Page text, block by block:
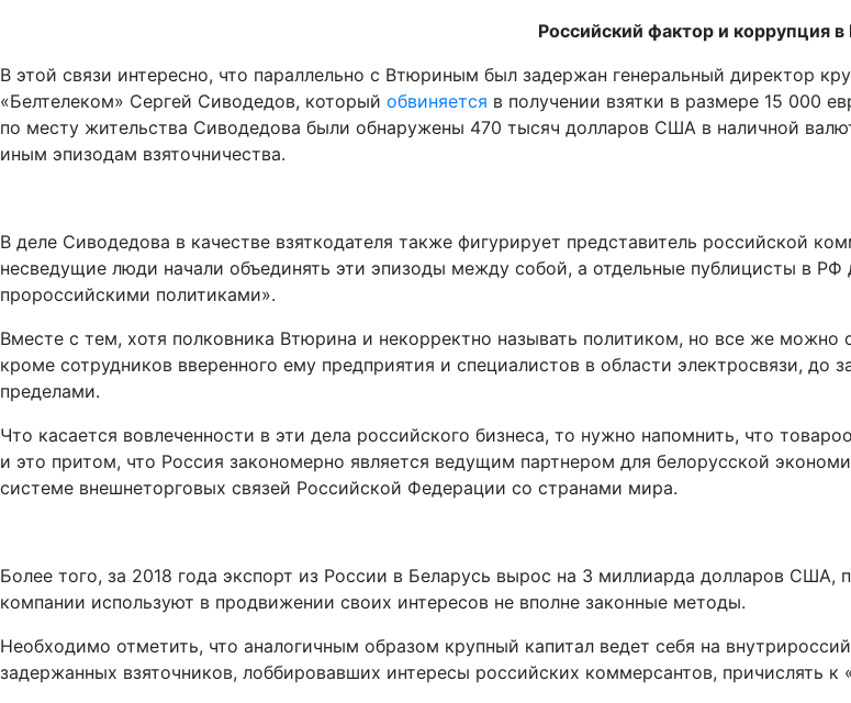
Российский фактор и коррупция в
В этой связи интересно, что параллельно с Втюриным был задержан генеральный директор
«Белтелеком» Сергей Сиводедов, который обвиняется в получении взятки в размере 15 000
по месту жительства Сиводедова были обнаружены 470 тысяч долларов США в наличной
иным эпизодам взяточничества.
В деле Сиводедова в качестве взяткодателя также фигурирует представитель российской
несведущие люди начали объединять эти эпизоды между собой, а отдельные публицисты в
пророссийскими политиками».
Вместе с тем, хотя полковника Втюрина и некорректно называть политиком, но все же
кроме сотрудников вверенного ему предприятия и специалистов в области электросвязи,
пределами.
Что касается вовлеченности в эти дела российского бизнеса, то нужно напомнить, что
и это притом, что Россия закономерно является ведущим партнером для белорусской
системе внешнеторговых связей Российской Федерации со странами мира.
Более того, за 2018 года экспорт из России в Беларусь вырос на 3 миллиарда долларов США,
компании используют в продвижении своих интересов не вполне законные методы.
Необходимо отметить, что аналогичным образом крупный капитал ведет себя на
задержанных взяточников, лоббировавших интересы российских коммерсантов, причислять